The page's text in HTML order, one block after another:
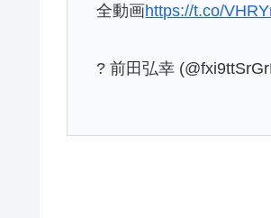
全動画https://t.co/
? 前田弘幸